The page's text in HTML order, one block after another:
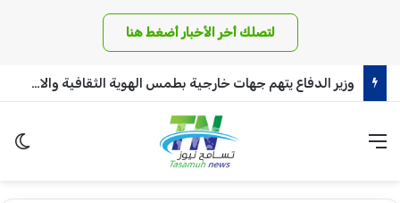
لتصلك أخر الأخبار أضغط هنا
وزير الدفاع يتهم جهات خارجية بطمس الهوية الثقافية والاجتماعية وتدمير البنية التحتية
القائمة